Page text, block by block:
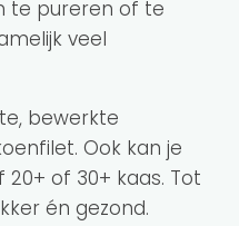
te pureren of te
veel
bewerkte
Ook kan je
of 30+ kaas. Tot
én gezond.